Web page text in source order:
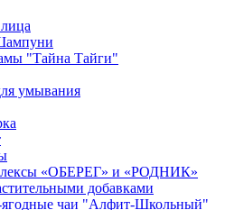
"Тайна Тайги"
умывания
«ОБЕРЕГ» и «РОДНИК»
добавками
чаи "Алфит-Школьный"